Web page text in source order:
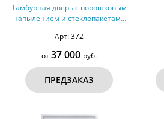
Тамбурная дверь с порошковым
напылением и стеклопакетами
Арт: 372
от37 000 руб.
ПРЕДЗАКАЗ